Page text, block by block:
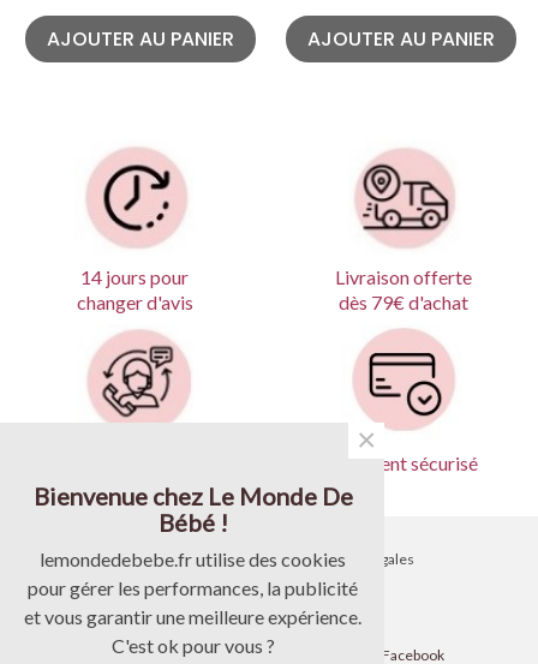
AJOUTER AU PANIER AJOUTER AU PANIER
14 jours pour
changer d'avis
Livraison offerte
dès 79€ d'achat
Paiement sécurisé
•Contactez-nous
Paiement
•Mentions légales
• Suivez-nous sur Facebook
Bienvenue chez Le Monde De
Bébé !
lemondedebebe.fr utilise des cookies
pour gérer les performances, la publicité
et vous garantir une meilleure expérience.
C'est ok pour vous ?
×